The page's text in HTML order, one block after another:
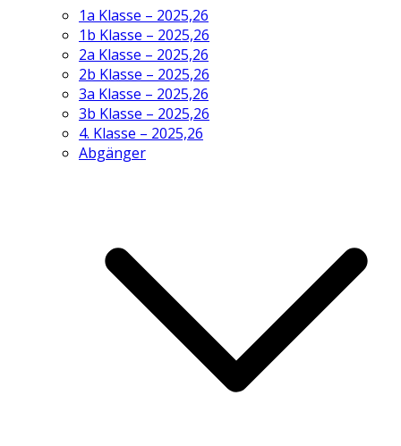
1a Klasse – 2025,26
1b Klasse – 2025,26
2a Klasse – 2025,26
2b Klasse – 2025,26
3a Klasse – 2025,26
3b Klasse – 2025,26
4. Klasse – 2025,26
Abgänger